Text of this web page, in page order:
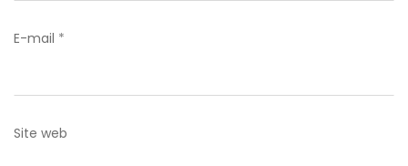
E-mail *
Site web